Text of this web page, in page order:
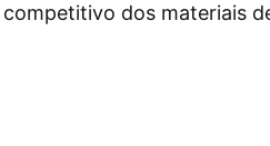
dos materiais